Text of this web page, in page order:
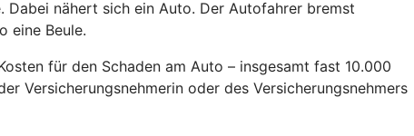
nähert sich ein Auto. Der Autofahrer bremst
eine Beule.
für den Schaden am Auto – insgesamt fast 10.000
Versicherungsnehmerin oder des Versicherungsnehmers